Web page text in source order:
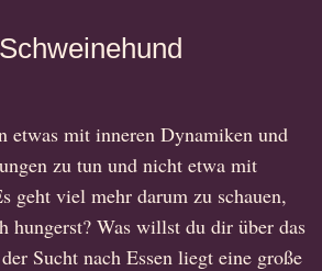
etwas mit inneren Dynamiken und
zu tun und nicht etwa mit
geht viel mehr darum zu schauen,
hungerst? Was willst du dir über das
Sucht nach Essen liegt eine große